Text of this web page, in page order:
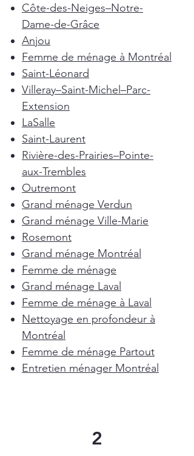
Côte-des-Neiges–Notre-
Dame-de-Grâce
Anjou
Femme de ménage à Montréal
Saint-Léonard
Villeray–Saint-Michel–Parc-
Extension
LaSalle
Saint-Laurent
Rivière-des-Prairies–Pointe-
aux-Trembles
Outremont
Grand ménage Verdun
Grand ménage Ville-Marie
Rosemont
Grand ménage Montréal
Femme de ménage
Grand ménage Laval
Femme de ménage à Laval
Nettoyage en profondeur à
Montréal
Femme de ménage Partout
Entretien ménager Montréal
2